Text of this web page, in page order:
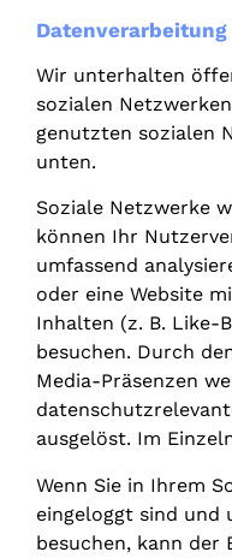
Wir unterhalten
sozialen
genutzten sozialen
unten.
Soziale Netzwerke
können Ihr
umfassend
oder eine Website
Inhalten (z. B. Like-
besuchen. Durch
Media-Präsenzen
ausgelöst. Im
Wenn Sie in Ihrem
eingeloggt sind und
besuchen, kann der